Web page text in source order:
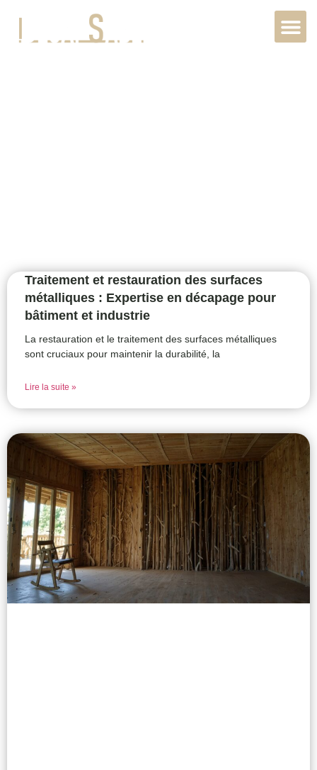
Traitement et restauration des surfaces
métalliques : Expertise en décapage pour
bâtiment et industrie
La restauration et le traitement des surfaces métalliques
sont cruciaux pour maintenir la durabilité, la
Lire la suite »